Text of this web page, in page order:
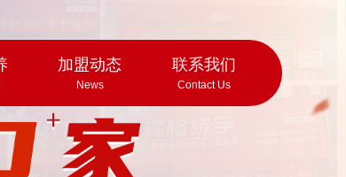
加盟动态
News
联系我们
Contact Us